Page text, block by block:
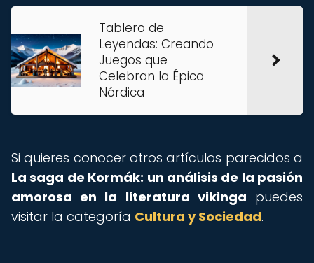
Tablero de
Leyendas: Creando
Juegos que
Celebran la Épica
Nórdica
Si quieres conocer otros artículos parecidos a
La saga de Kormák: un análisis de la pasión
amorosa en la literatura vikinga puedes
visitar la categoría Cultura y Sociedad.